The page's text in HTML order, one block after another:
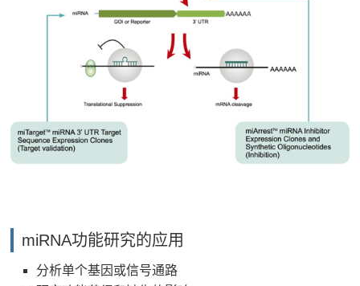
miRNA功能研究的应用
分析单个基因或信号通路